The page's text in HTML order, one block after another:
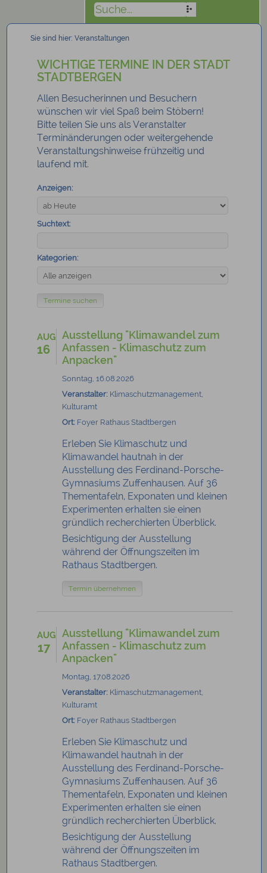
Sie sind hier: Veranstaltungen
WICHTIGE TERMINE IN DER STADT
STADTBERGEN
Allen Besucherinnen und Besuchern
wünschen wir viel Spaß beim Stöbern!
Bitte teilen Sie uns als Veranstalter
Terminänderungen oder weitergehende
Veranstaltungshinweise frühzeitig und
laufend mit.
Anzeigen:
Suchtext:
Kategorien:
AUG
16
Ausstellung "Klimawandel zum
Anfassen - Klimaschutz zum
Anpacken"
Sonntag, 16.08.2026
Veranstalter: Klimaschutzmanagement,
Kulturamt
Ort:Foyer Rathaus Stadtbergen
Erleben Sie Klimaschutz und
Klimawandel hautnah in der
Ausstellung des Ferdinand-Porsche-
Gymnasiums Zuffenhausen. Auf 36
Thementafeln, Exponaten und kleinen
Experimenten erhalten sie einen
gründlich recherchierten Überblick.
Besichtigung der Ausstellung
während der Öffnungszeiten im
Rathaus Stadtbergen.
Termin übernehmen
AUG
17
Ausstellung "Klimawandel zum
Anfassen - Klimaschutz zum
Anpacken"
Montag, 17.08.2026
Veranstalter: Klimaschutzmanagement,
Kulturamt
Ort:Foyer Rathaus Stadtbergen
Erleben Sie Klimaschutz und
Klimawandel hautnah in der
Ausstellung des Ferdinand-Porsche-
Gymnasiums Zuffenhausen. Auf 36
Thementafeln, Exponaten und kleinen
Experimenten erhalten sie einen
gründlich recherchierten Überblick.
Besichtigung der Ausstellung
während der Öffnungszeiten im
Rathaus Stadtbergen.